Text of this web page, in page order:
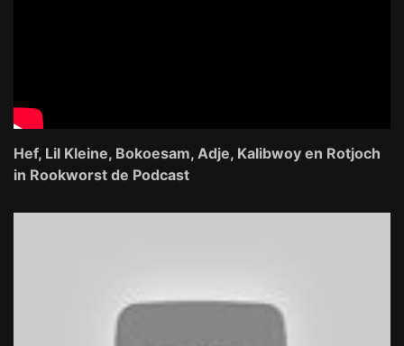
Hef, Lil Kleine, Bokoesam, Adje, Kalibwoy en Rotjoch
in Rookworst de Podcast